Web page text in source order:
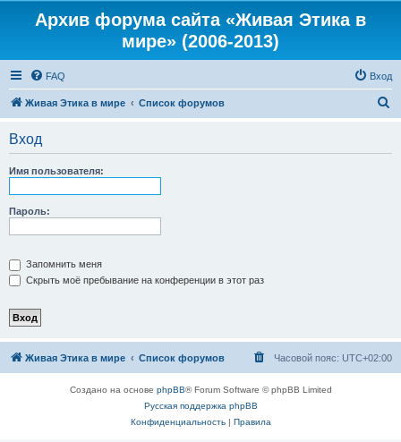
Архив форума сайта «Живая Этика в
мире» (2006-2013)
FAQ Вход
Живая Этика в мире Список форумов
Вход
Имя пользователя:
Пароль:
Запомнить меня
Скрыть моё пребывание на конференции в этот раз
Живая Этика в мире Список форумов Часовой пояс: UTC+02:00
Создано на основе phpBB® Forum Software © phpBB Limited
Русская поддержка phpBB
Конфиденциальность| Правила